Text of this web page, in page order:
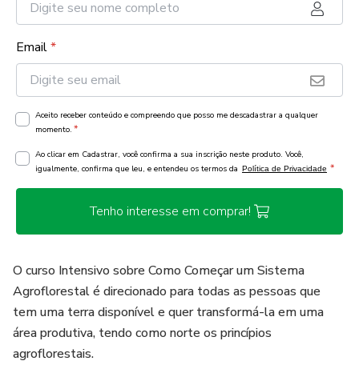
Email*
Aceito receber conteúdo e compreendo que posso me descadastrar a qualquer
momento. *
Ao clicar em Cadastrar, você confirma a sua inscrição neste produto. Você,
igualmente, confirma que leu, e entendeu os termos da Política de Privacidade *
Tenho interesse em comprar!
O curso Intensivo sobre Como Começar um Sistema
Agroflorestal é direcionado para todas as pessoas que
tem uma terra disponível e quer transformá-la em uma
área produtiva, tendo como norte os princípios
agroflorestais.